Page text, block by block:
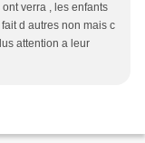
verra , les enfants
d autres non mais c
attention a leur